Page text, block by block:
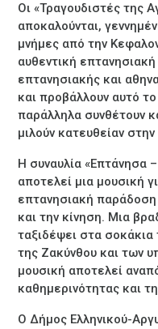
Οι «Τραγουδιστές της
αποκαλούνται,
μνήμες από την
αυθεντική
επτανησιακής και
και προβάλλουν αυτό
παράλληλα συνθέτουν
μιλούν κατευθείαν
Η συναυλία «Επτάνησα
αποτελεί μια μουσική
επτανησιακή
και την κίνηση. Μια
ταξιδέψει στα
της Ζακύνθου και των
μουσική αποτελεί
καθημερινότητας και
Ο Δήμος Ελληνικού-